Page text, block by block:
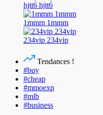
hjtt6 hjtt6
1mmm 1mmm
234vip 234vip
Tendances !
#buy
#cheap
#mmoexp
#mlb
#business